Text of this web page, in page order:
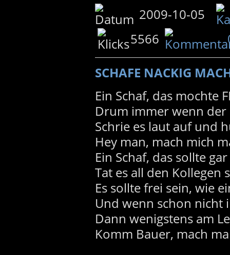
2009-10-05
5566
SCHAFE NACKIG
Ein Schaf, das mochte
Drum immer wenn der
Schrie es laut auf und
Hey man, mach mich
Ein Schaf, das sollte
Tat es all den Kollegen
Es sollte frei sein, wie
Und wenn schon nicht
Dann wenigstens am
Komm Bauer, mach